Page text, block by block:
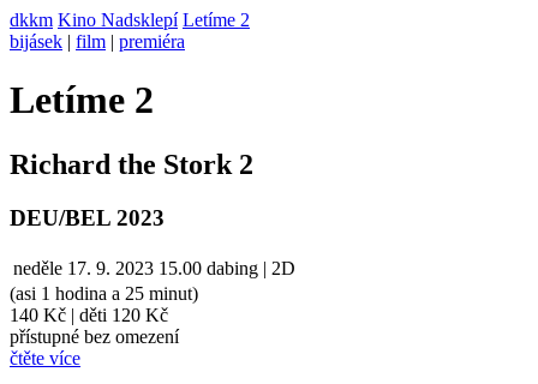
dkkm Kino Nadsklepí Letíme 2
bijásek | film | premiéra
Letíme 2
Richard the Stork 2
DEU/BEL 2023
neděle 17. 9. 2023 15.00 dabing | 2D
(asi 1 hodina a 25 minut)
140 Kč | děti 120 Kč
přístupné bez omezení
čtěte více